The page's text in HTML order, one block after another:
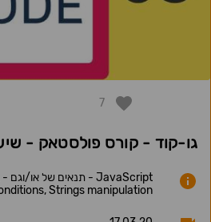
7
גו-קוד - קורס פולסטאק -
Strings manipulation)